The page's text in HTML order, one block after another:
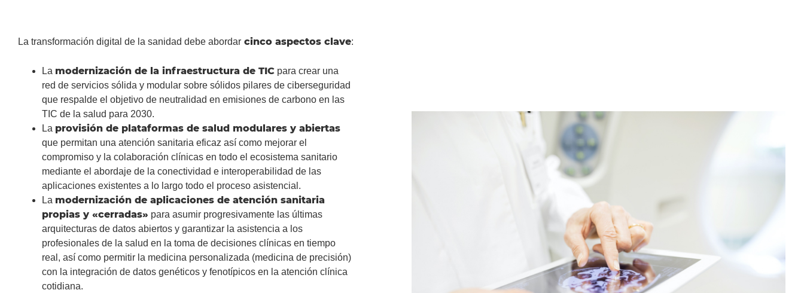
La transformación digital de la sanidad debe abordar cinco aspectos clave:
La modernización de la infraestructura de TIC para crear una
red de servicios sólida y modular sobre sólidos pilares de ciberseguridad
que respalde el objetivo de neutralidad en emisiones de carbono en las
TIC de la salud para 2030.
La provisión de plataformas de salud modulares y abiertas
que permitan una atención sanitaria eficaz así como mejorar el
compromiso y la colaboración clínicas en todo el ecosistema sanitario
mediante el abordaje de la conectividad e interoperabilidad de las
aplicaciones existentes a lo largo todo el proceso asistencial.
La modernización de aplicaciones de atención sanitaria
propias y «cerradas» para asumir progresivamente las últimas
arquitecturas de datos abiertos y garantizar la asistencia a los
profesionales de la salud en la toma de decisiones clínicas en tiempo
real, así como permitir la medicina personalizada (medicina de precisión)
con la integración de datos genéticos y fenotípicos en la atención clínica
cotidiana.